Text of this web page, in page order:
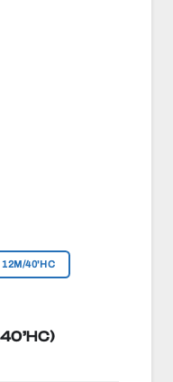
12M/40'HC